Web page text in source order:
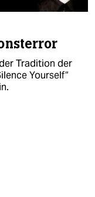
Tradition der
Yourself“